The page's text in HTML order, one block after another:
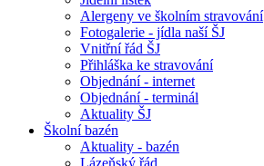
Alergeny ve školním stravování
Fotogalerie - jídla naší ŠJ
Vnitřní řád ŠJ
Přihláška ke stravování
Objednání - internet
Objednání - terminál
Aktuality ŠJ
Školní bazén
Aktuality - bazén
Lázeňský řád